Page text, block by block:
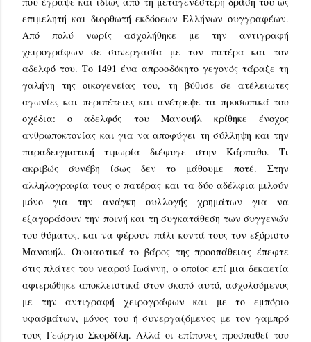
επιμελητή και διορθωτή εκδόσεων Ελλήνων συγγραφέων.
Από πολύ νωρίς ασχολήθηκε με την αντιγραφή
χειρογράφων σε συνεργασία με τον πατέρα και τον
αδελφό του. Το 1491 ένα απροσδόκητο γεγονός τάραξε τη
γαλήνη της οικογενείας του, τη βύθισε σε ατέλειωτες
αγωνίες και περιπέτειες και ανέτρεψε τα προσωπικά του
σχέδια: ο αδελφός του Μανουήλ κρίθηκε ένοχος
ανθρωποκτονίας και για να αποφύγει τη σύλληψη και την
παραδειγματική τιμωρία διέφυγε στην Κάρπαθο. Τι
ακριβώς συνέβη ίσως δεν το μάθουμε ποτέ. Στην
αλληλογραφία τους ο πατέρας και τα δύο αδέλφια μιλούν
μόνο για την ανάγκη συλλογής χρημάτων για να
εξαγοράσουν την ποινή και τη συγκατάθεση των συγγενών
του θύματος, και να φέρουν πάλι κοντά τους τον εξόριστο
Μανουήλ. Ουσιαστικά το βάρος της προσπάθειας έπεφτε
στις πλάτες του νεαρού Ιωάννη, ο οποίος επί μια δεκαετία
αφιερώθηκε αποκλειστικά στον σκοπό αυτό, ασχολούμενος
με την αντιγραφή χειρογράφων και με το εμπόριο
υφασμάτων, μόνος του ή συνεργαζόμενος με τον γαμπρό
τους Γεώργιο Σκορδίλη. Αλλά οι επίπονες προσπαθεί του